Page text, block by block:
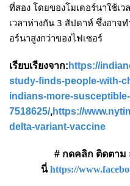
ที่สอง โดยของโมเดอร์นาใช้เ
เวลาห่างกัน 3 สัปดาห์ ซึ่งอา
อร์นาสูงกว่าของไฟเซอร์
เรียบเรียงจาก: https://
study-finds-people-with-
indians-more-
7518625/,https://
delta-variant-vaccine
# กดคลิก ติดตาม
นี่ https://